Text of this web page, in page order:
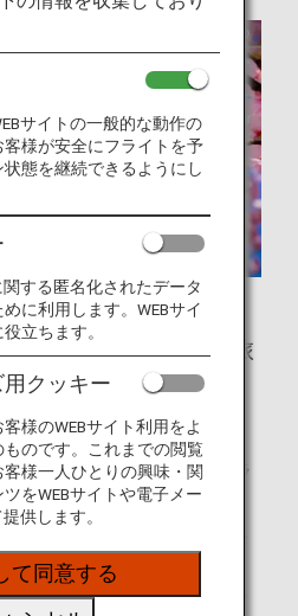
テインメントで空の旅
、人気ドラマやバラエティ番
ィオコンテンツなど、豊富なラ
。
月の、月末は翌月のプログラム
す。
イト時間内に視聴を終了できな
サイトの一般的な動作の
様が安全にフライトを予
態を継続できるようにし
する匿名化されたデータ
に利用します。WEBサイ
立ちます。
クッキー
様のWEBサイト利用をよ
ものです。これまでの閲覧
様一人ひとりの興味・関
をWEBサイトや電子メー
供します。
て同意する